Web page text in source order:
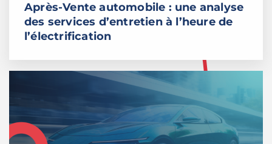
Après-Vente automobile : une analyse
des services d’entretien à l’heure de
l’électrification